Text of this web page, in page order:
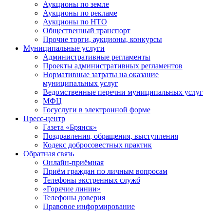
Аукционы по земле
Аукционы по рекламе
Аукционы по НТО
Общественный транспорт
Прочие торги, аукционы, конкурсы
Муниципальные услуги
Административные регламенты
Проекты административных регламентов
Нормативные затраты на оказание
муниципальных услуг
Ведомственные перечни муниципальных услуг
МФЦ
Госуслуги в электронной форме
Пресс-центр
Газета «Брянск»
Поздравления, обращения, выступления
Кодекс добросовестных практик
Обратная связь
Онлайн-приёмная
Приём граждан по личным вопросам
Телефоны экстренных служб
«Горячие линии»
Телефоны доверия
Правовое информирование